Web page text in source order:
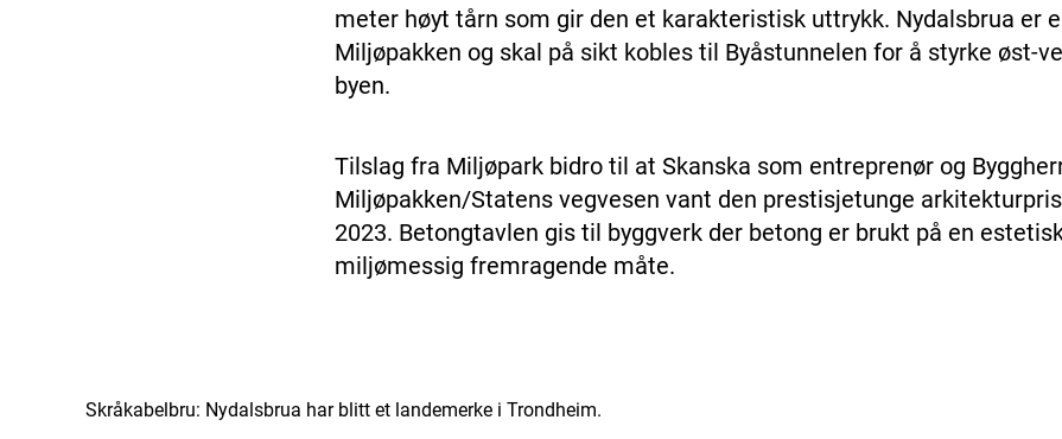
meter høyt tårn som gir den et karakteristisk uttrykk. Nydalsbrua er
Miljøpakken og skal på sikt kobles til Byåstunnelen for å styrke øst-
byen.
Tilslag fra Miljøpark bidro til at Skanska som entreprenør og
Miljøpakken/Statens vegvesen vant den prestisjetunge
2023. Betongtavlen gis til byggverk der betong er brukt på en
miljømessig fremragende måte.
Skråkabelbru: Nydalsbrua har blitt et landemerke i Trondheim.